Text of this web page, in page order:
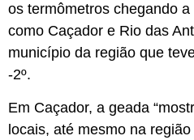
os termômetros chegando
como Caçador e Rio das
município da região que
-2º.
Em Caçador, a geada
locais, até mesmo na